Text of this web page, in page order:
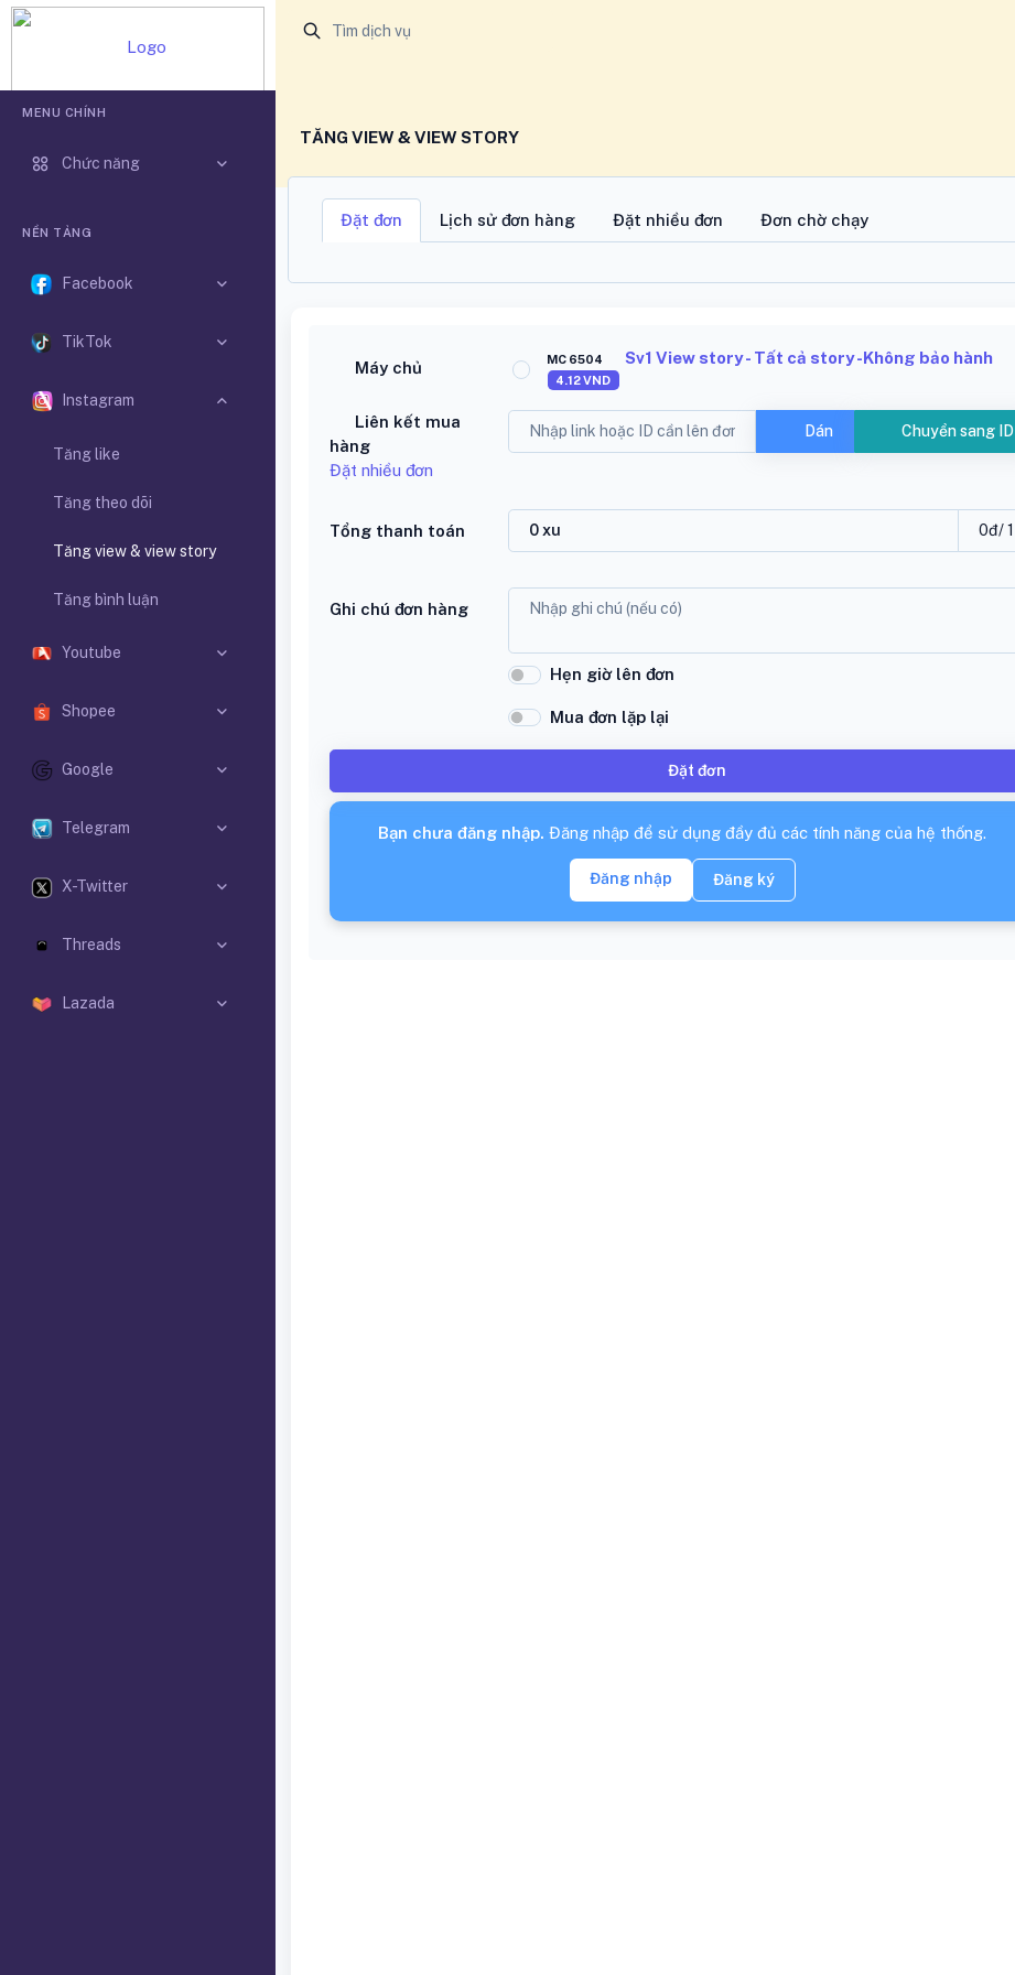
BUFFMXH.VN - BUFF MẠNG XÃ HỘI VIỆT NAM
MENU CHÍNH
Chức năng
NỀN TẢNG
Facebook
TikTok
Instagram
Tăng like
Tăng theo dõi
Tăng view & view story
Tăng bình luận
Youtube
Shopee
Google
Telegram
X-Twitter
Threads
Lazada
TĂNG VIEW & VIEW STORY
Đặt đơn Lịch sử đơn hàng Đặt nhiều đơn Đơn chờ chạy
Máy chủ MC 6504 Sv1 View story - Tất cả story -Không bảo hành
4.12VND
Liên kết mua
hàng
Đặt nhiều đơn
Dán Chuyển sang ID
Tổng thanh toán 0đ/ 1
Ghi chú đơn hàng
Hẹn giờ lên đơn
Mua đơn lặp lại
Đặt đơn
Bạn chưa đăng nhập. Đăng nhập để sử dụng đầy đủ các tính năng của hệ thống.
Đăng nhập Đăng ký